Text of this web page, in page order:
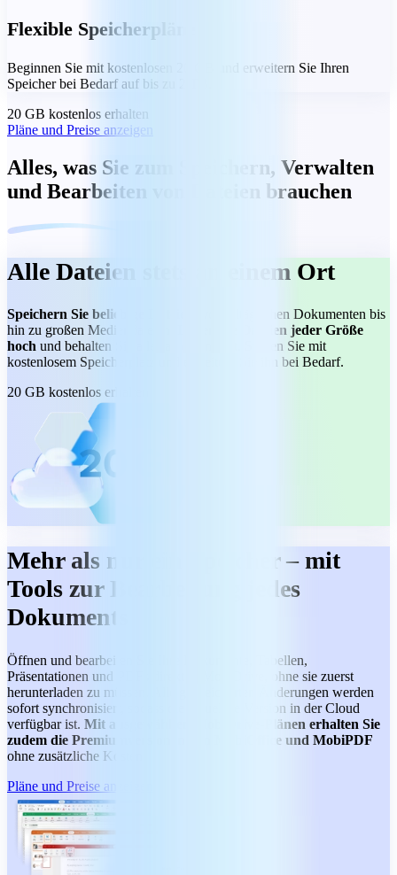
Flexible Speicherpläne
Beginnen Sie mit kostenlosen 20 GB und erweitern Sie Ihren
Speicher bei Bedarf auf bis zu 2 TB.
20 GB kostenlos erhalten
Pläne und Preise anzeigen
Alles, was Sie zum Speichern, Verwalten
und Bearbeiten von Dateien brauchen
Alle Dateien stets an einem Ort
Speichern Sie beliebige Dateien,
von alltäglichen Dokumenten bis
hin zu großen Mediendateien.
Laden Sie Dateien jeder Größe
hoch und behalten Sie alles an einem Ort. Starten Sie mit
kostenlosem Speicherplatz und erweitern Sie ihn bei Bedarf.
20 GB kostenlos erhalten
Mehr als nur ein Speicher – mit
Tools zur Bearbeitung jedes
Dokuments
Öffnen und bearbeiten Sie Ihre Dokumente, Tabellen,
Präsentationen und PDFs direkt in MobiDrive, ohne sie zuerst
herunterladen zu müssen. Alle gespeicherten Änderungen werden
sofort synchronisiert, sodass die aktuellste Version in der Cloud
verfügbar ist. Mit ausgewählten MobiDrive-Plänen erhalten Sie
zudem die Premiumversionen von MobiOffice und MobiPDF
ohne zusätzliche Kosten.
Pläne und Preise anzeigen